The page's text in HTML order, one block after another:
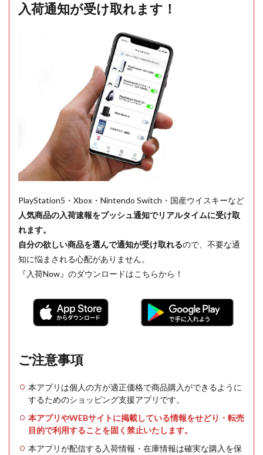
入荷通知が受け取れます！
PlayStation5・Xbox・Nintendo Switch・国産ウイスキーなど
人気商品の入荷速報をプッシュ通知でリアルタイムに受け取
れます。
自分の欲しい商品を選んで通知が受け取れるので、不要な通
知に悩まされる心配がありません。
『入荷Now』のダウンロードはこちらから！
ご注意事項
本アプリは個人の方が適正価格で商品購入ができるように
するためのショッピング支援アプリです。
本アプリやWEBサイトに掲載している情報をせどり・転売
目的で利用することを固く禁止いたします。
本アプリが配信する入荷情報・在庫情報は確実な購入を保